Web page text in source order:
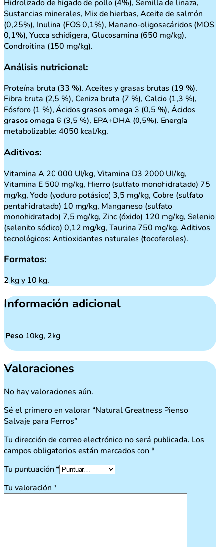
Hidrolizado de hígado de pollo (4%), Semilla de linaza,
Sustancias minerales, Mix de hierbas, Aceite de salmón
(0,25%), Inulina (FOS 0,1%), Manano-oligosacáridos (MOS
0,1%), Yucca schidigera, Glucosamina (650 mg/kg),
Condroitina (150 mg/kg).
Análisis nutricional:
Proteína bruta (33 %), Aceites y grasas brutas (19 %),
Fibra bruta (2,5 %), Ceniza bruta (7 %), Calcio (1,3 %),
Fósforo (1 %), Ácidos grasos omega 3 (0,5 %), Ácidos
grasos omega 6 (3,5 %), EPA+DHA (0,5%). Energía
metabolizable: 4050 kcal/kg.
Aditivos:
Vitamina A 20 000 UI/kg, Vitamina D3 2000 UI/kg,
Vitamina E 500 mg/kg, Hierro (sulfato monohidratado) 75
mg/kg, Yodo (yoduro potásico) 3,5 mg/kg, Cobre (sulfato
pentahidratado) 10 mg/kg, Manganeso (sulfato
monohidratado) 7,5 mg/kg, Zinc (óxido) 120 mg/kg, Selenio
(selenito sódico) 0,12 mg/kg, Taurina 750 mg/kg. Aditivos
tecnológicos: Antioxidantes naturales (tocoferoles).
Formatos:
2 kg y 10 kg.
Información adicional
Peso 10kg, 2kg
Valoraciones
No hay valoraciones aún.
Sé el primero en valorar “Natural Greatness Pienso
Salvaje para Perros”
Tu dirección de correo electrónico no será publicada. Los
campos obligatorios están marcados con *
Tu puntuación *
Tu valoración *